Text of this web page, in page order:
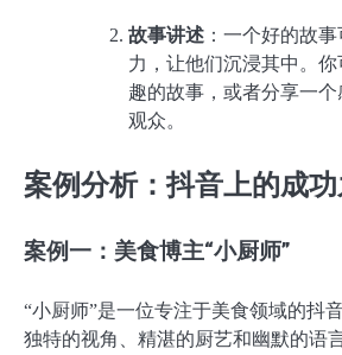
故事讲述 ：一个好的故
力，让他们沉浸其中。
趣的故事，或者分享一个
观众。
案例分析：抖音上的成
案例一：美食博主“小厨师”
“小厨师”是一位专注于美食领域的抖
独特的视角、精湛的厨艺和幽默的语